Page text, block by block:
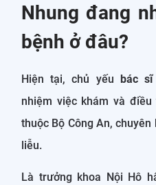
Nhung đang
bệnh ở đâu?
Hiện tại, chủ yếu bác
nhiệm việc khám và
thuộc Bộ Công An, chuyên
liễu.
Là trưởng khoa Nội Hô